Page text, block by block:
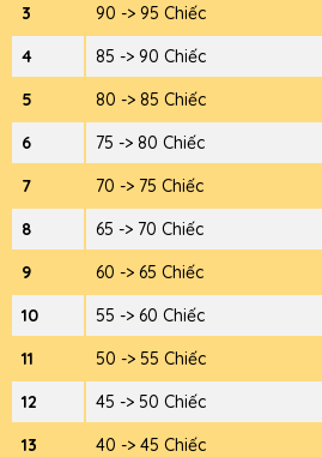
3
90 -> 95 Chiếc
4
85 -> 90 Chiếc
5
80 -> 85 Chiếc
6
75 -> 80 Chiếc
7
70 -> 75 Chiếc
8
65 -> 70 Chiếc
9
60 -> 65 Chiếc
10
55 -> 60 Chiếc
11
50 -> 55 Chiếc
12
45 -> 50 Chiếc
13
40 -> 45 Chiếc